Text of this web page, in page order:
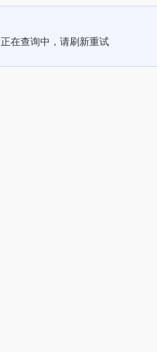
正在查询中，请刷新重试